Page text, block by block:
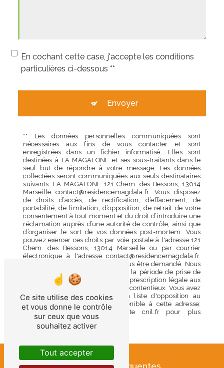
En cochant cette case, j'accepte les conditions
particulières ci-dessous **
Envoyer
** Les données personnelles communiquées sont
nécessaires aux fins de vous contacter et sont
enregistrées dans un fichier informatisé. Elles sont
destinées à LA MAGALONE et ses sous-traitants dans le
seul but de répondre à votre message. Les données
collectées seront communiquées aux seuls destinataires
suivants: LA MAGALONE 121 Chem. des Bessons, 13014
Marseille contact@residencemagdala.fr. Vous disposez
de droits d’accès, de rectification, d’effacement, de
portabilité, de limitation, d’opposition, de retrait de votre
consentement à tout moment et du droit d’introduire une
réclamation auprès d’une autorité de contrôle, ainsi que
d’organiser le sort de vos données post-mortem. Vous
pouvez exercer ces droits par voie postale à l'adresse 121
Chem. des Bessons, 13014 Marseille ou par courrier
électronique à l'adresse contact@residencemagdala.fr.
Un justificatif d'identité pourra vous être demandé. Nous
conservons vos données pendant la période de prise de
contact puis pendant la durée de prescription légale aux
fins probatoires et de gestion des contentieux. Vous avez
le droit de vous inscrire sur la liste d'opposition au
démarchage téléphonique, disponible à cette adresse:
Bloctel.gouv.fr . Consultez le site cnil.fr pour plus
d’informations sur vos droits.
Recherches fréquentes
Ce site utilise des cookies
et vous donne le contrôle
sur ceux que vous
souhaitez activer
Tout accepter